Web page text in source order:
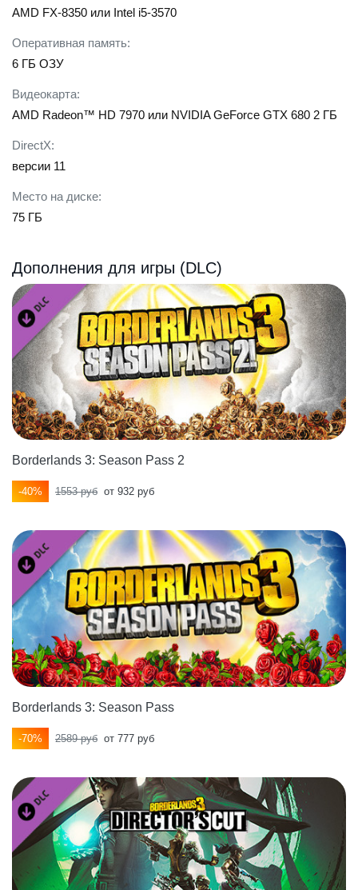
AMD FX-8350 или Intel i5-3570
Оперативная память:
6 ГБ ОЗУ
Видеокарта:
AMD Radeon™ HD 7970 или NVIDIA GeForce GTX 680 2 ГБ
DirectX:
версии 11
Место на диске:
75 ГБ
Дополнения для игры (DLC)
Borderlands 3: Season Pass 2
-40% 1553 руб от 932 руб
Borderlands 3: Season Pass
-70% 2589 руб от 777 руб